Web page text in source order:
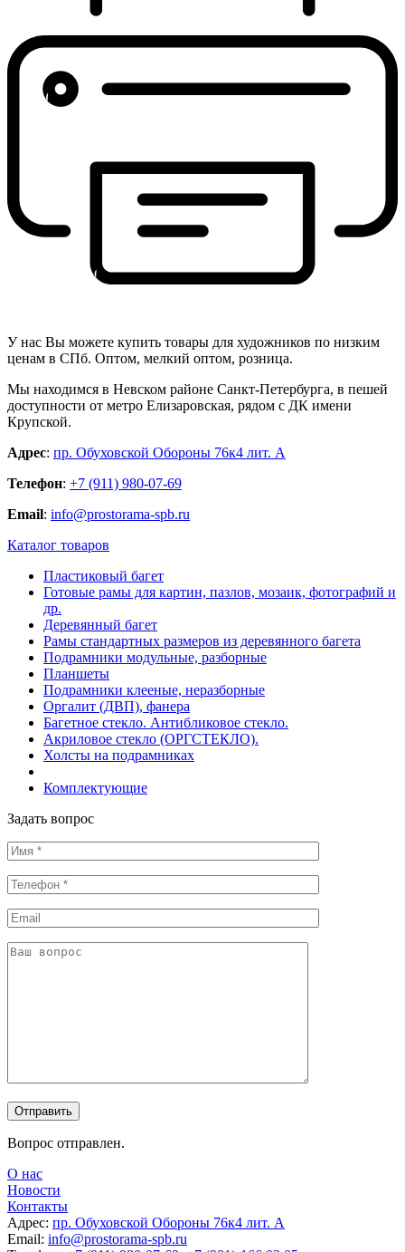
У нас Вы можете купить товары для художников по низким
ценам в СПб. Оптом, мелкий оптом, розница.
Мы находимся в Невском районе Санкт-Петербурга, в пешей
доступности от метро Елизаровская, рядом с ДК имени
Крупской.
Адрес: пр. Обуховской Обороны 76к4 лит. А
Телефон: +7 (911) 980-07-69
Email: info@prostorama-spb.ru
Каталог товаров
Пластиковый багет
Готовые рамы для картин, пазлов, мозаик, фотографий и
др.
Деревянный багет
Рамы стандартных размеров из деревянного багета
Подрамники модульные, разборные
Планшеты
Подрамники клееные, неразборные
Оргалит (ДВП), фанера
Багетное стекло. Антибликовое стекло.
Акриловое стекло (ОРГСТЕКЛО).
Холсты на подрамниках
Комплектующие
Задать вопрос
Вопрос отправлен.
О нас
Новости
Контакты
Адрес: пр. Обуховской Обороны 76к4 лит. А
Email: info@prostorama-spb.ru